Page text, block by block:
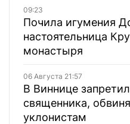
09:23
Почила игумения
настоятельница
монастыря
06 Августа 21:57
В Виннице
священника,
уклонистам